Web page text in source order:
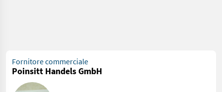
Fornitore commerciale
Poinsitt Handels GmbH